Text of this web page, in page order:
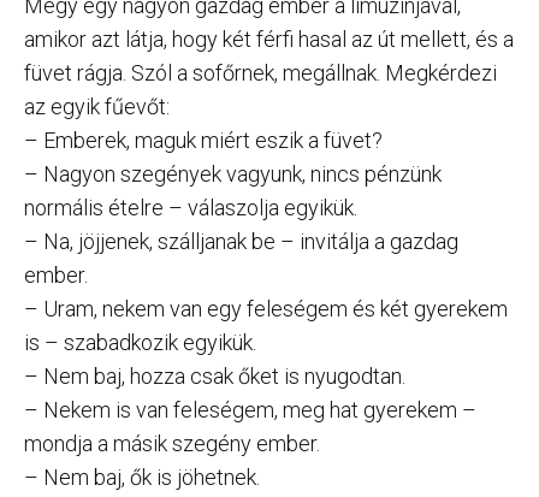
Megy egy nagyon gazdag ember a limuzinjával,
amikor azt látja, hogy két férfi hasal az út mellett, és a
füvet rágja. Szól a sofőrnek, megállnak. Megkérdezi
az egyik fűevőt:
– Emberek, maguk miért eszik a füvet?
– Nagyon szegények vagyunk, nincs pénzünk
normális ételre – válaszolja egyikük.
– Na, jöjjenek, szálljanak be – invitálja a gazdag
ember.
– Uram, nekem van egy feleségem és két gyerekem
is – szabadkozik egyikük.
– Nem baj, hozza csak őket is nyugodtan.
– Nekem is van feleségem, meg hat gyerekem –
mondja a másik szegény ember.
– Nem baj, ők is jöhetnek.